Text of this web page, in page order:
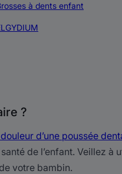
à dents enfant
?
d’une poussée
de l’enfant. Veillez à
votre bambin.